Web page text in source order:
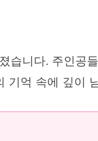
습니다. 주인
억 속에 깊이